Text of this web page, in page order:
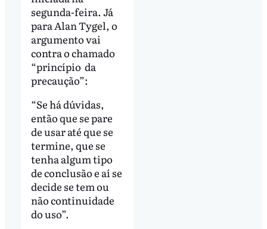
segunda-feira. Já
para Alan Tygel, o
argumento vai
contra o chamado
“princípio da
precaução”:
“Se há dúvidas,
então que se pare
de usar até que se
termine, que se
tenha algum tipo
de conclusão e aí se
decide se tem ou
não continuidade
do uso”.